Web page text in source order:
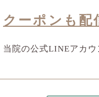
クーポンも
当院の公式LINEアカ